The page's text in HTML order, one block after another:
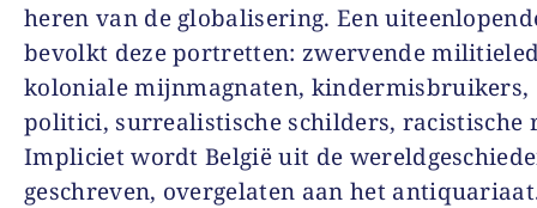
heren van de globalisering. Een
bevolkt deze portretten: zwervende
koloniale mijnmagnaten, kindermisbruikers,
politici, surrealistische schilders, racistische
Impliciet wordt België uit de
geschreven, overgelaten aan het